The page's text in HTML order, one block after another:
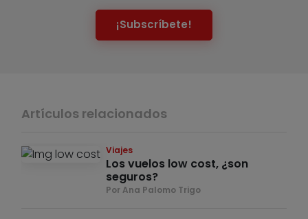
¡Subscríbete!
Artículos relacionados
Viajes
Los vuelos low cost, ¿son
seguros?
Por Ana Palomo Trigo